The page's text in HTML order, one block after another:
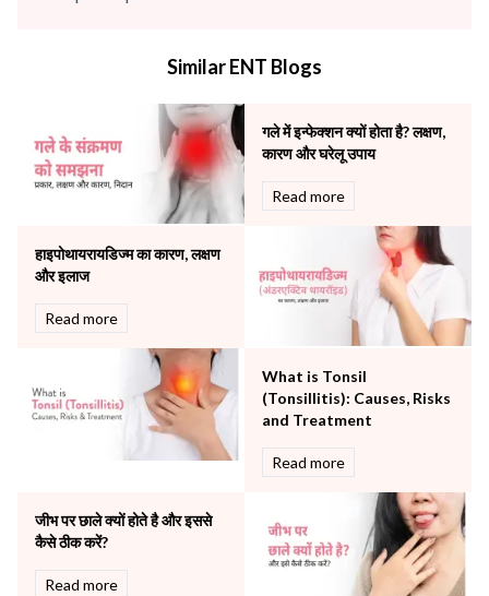
Neonatology & Paediatrics
Nephrology & Dialysis
Neurology
Other Services
Pulmonology
Rheumatology
Robotic Precision
The Breast Centre
The Oncology Centre
Women Wellness
Similar ENT Blogs
गले में इन्फेक्शन क्यों होता है? लक्षण,
कारण और घरेलू उपाय
Read more
हाइपोथायरायडिज्म का कारण, लक्षण
और इलाज
Read more
What is Tonsil
(Tonsillitis): Causes, Risks
and Treatment
Read more
जीभ पर छाले क्यों होते है और इससे
कैसे ठीक करें?
Read more